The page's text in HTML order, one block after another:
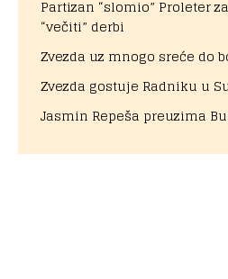
Partizan “slomio” Proleter
“večiti” derbi
Zvezda uz mnogo sreće do
Zvezda gostuje Radniku u
Jasmin Repeša preuzima